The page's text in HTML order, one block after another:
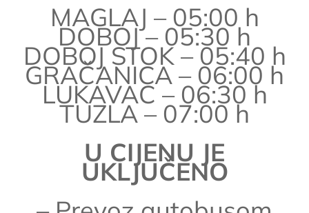
MAGLAJ – 05:00 h
DOBOJ – 05:30 h
DOBOJ STOK – 05:40 h
GRAČANICA – 06:00 h
LUKAVAC – 06:30 h
TUZLA – 07:00 h
U CIJENU JE
UKLJUČENO